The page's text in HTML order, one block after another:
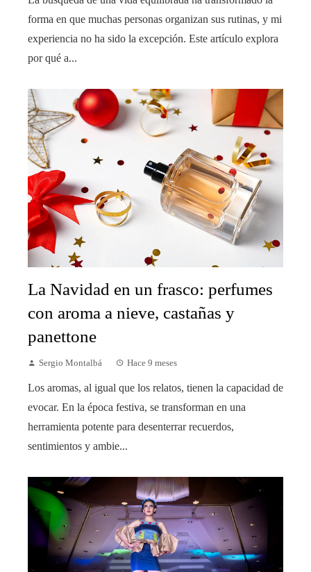
forma en que muchas personas organizan sus rutinas, y mi
experiencia no ha sido la excepción. Este artículo explora
por qué a...
La Navidad en un frasco: perfumes
con aroma a nieve, castañas y
panettone
Sergio Montalbá Hace 9 meses
Los aromas, al igual que los relatos, tienen la capacidad de
evocar. En la época festiva, se transforman en una
herramienta potente para desenterrar recuerdos,
sentimientos y ambie...